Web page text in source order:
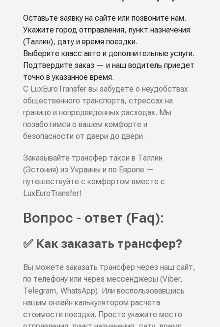
Оставьте заявку на сайте или позвоните нам.
Укажите город отправления, пункт назначения
(Таллин), дату и время поездки.
Выберите класс авто и дополнительные услуги.
Подтвердите заказ — и наш водитель приедет
точно в указанное время.
С LuxEuroTransfer вы забудете о неудобствах
общественного транспорта, стрессах на
границе и непредвиденных расходах. Мы
позаботимся о вашем комфорте и
безопасности от двери до двери.
Заказывайте трансфер такси в Таллин
(Эстония) из Украины и по Европе —
путешествуйте с комфортом вместе с
LuxEuroTransfer!
Вопрос - ответ (Faq):
✅ Как заказать трансфер?
Вы можете заказать трансфер через наш сайт,
по телефону или через мессенджеры (Viber,
Telegram, WhatsApp). Или воспользовавшись
нашим онлайн калькулятором расчета
стоимости поездки. Просто укажите место